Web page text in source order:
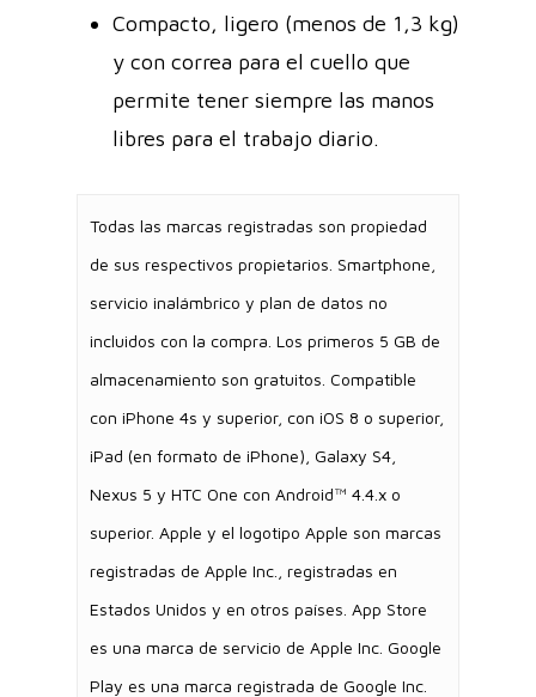
Compacto, ligero (menos de 1,3 kg)
y con correa para el cuello que
permite tener siempre las manos
libres para el trabajo diario.
Todas las marcas registradas son propiedad
de sus respectivos propietarios. Smartphone,
servicio inalámbrico y plan de datos no
incluidos con la compra. Los primeros 5 GB de
almacenamiento son gratuitos. Compatible
con iPhone 4s y superior, con iOS 8 o superior,
iPad (en formato de iPhone), Galaxy S4,
Nexus 5 y HTC One con Android™ 4.4.x o
superior. Apple y el logotipo Apple son marcas
registradas de Apple Inc., registradas en
Estados Unidos y en otros países. App Store
es una marca de servicio de Apple Inc. Google
Play es una marca registrada de Google Inc.